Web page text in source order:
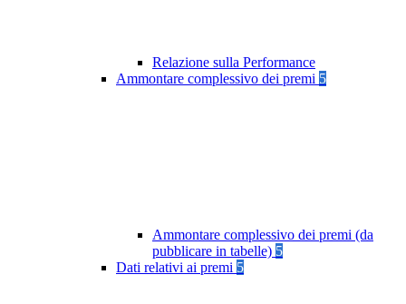
Relazione sulla Performance
Ammontare complessivo dei premi 5
Ammontare complessivo dei premi (da
pubblicare in tabelle) 5
Dati relativi ai premi 5